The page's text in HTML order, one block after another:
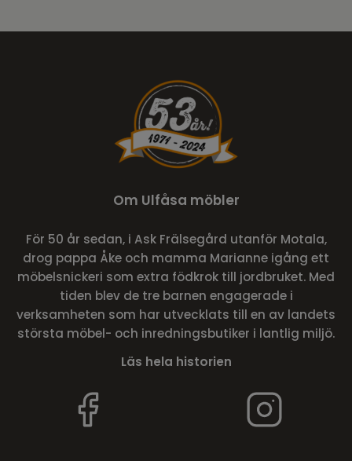
Om Ulfåsa möbler
För 50 år sedan, i Ask Frälsegård utanför Motala,
drog pappa Åke och mamma Marianne igång ett
möbelsnickeri som extra födkrok till jordbruket. Med
tiden blev de tre barnen engagerade i
verksamheten som har utvecklats till en av landets
största möbel- och inredningsbutiker i lantlig miljö.
Läs hela historien